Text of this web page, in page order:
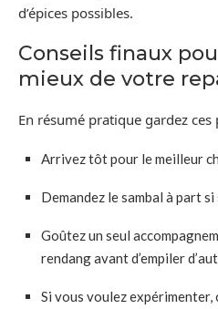
d’épices possibles.
Conseils finaux
mieux de votre
En résumé pratique gardez
Arrivez tôt pour le meilleur
Demandez le sambal à part
Goûtez un seul
rendang avant d’empiler
Si vous voulez